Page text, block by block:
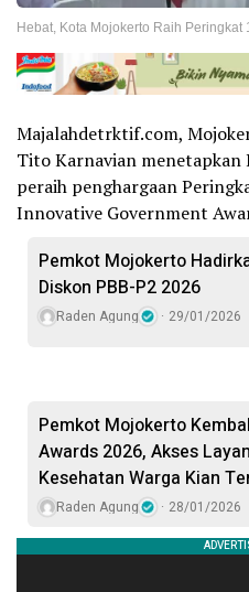
Hebat, Kota Mojokerto Raih Peringkat
Majalahdetrktif.com,
Tito Karnavian menetapkan
peraih penghargaan
Innovative Government
Pemkot Mojokerto
Diskon PBB-P2 2026
Raden Agung 29/01/2026
Pemkot Mojokerto
Awards 2026, Akses
Kesehatan Warga Kian
Raden Agung 28/01/2026